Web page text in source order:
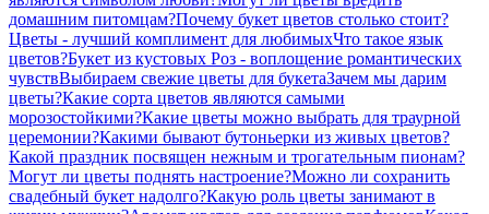
домашним питомцам?Почему букет цветов столько стоит?
Цветы - лучший комплимент для любимыхЧто такое язык
цветов?Букет из кустовых Роз - воплощение романтических
чувствВыбираем свежие цветы для букетаЗачем мы дарим
цветы?Какие сорта цветов являются самыми
морозостойкими?Какие цветы можно выбрать для траурной
церемонии?Какими бывают бутоньерки из живых цветов?
Какой праздник посвящен нежным и трогательным пионам?
Могут ли цветы поднять настроение?Можно ли сохранить
свадебный букет надолго?Какую роль цветы занимают в